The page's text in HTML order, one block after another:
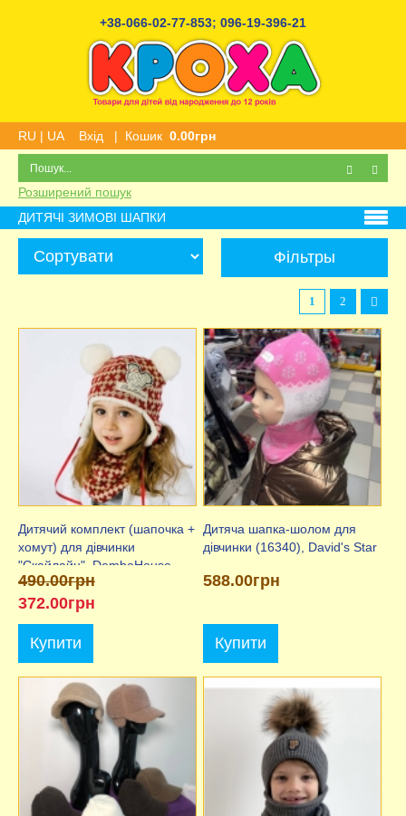
+38-066-02-77-853; 096-19-396-21
RU | UA Вхід | Кошик 0.00грн
Розширений пошук
ДИТЯЧІ ЗИМОВІ ШАПКИ
Фільтры
1 2
Дитячий комплект (шапочка +
хомут) для дівчинки
"Скайлайн", DemboHouse
(ДембоХаус).
490.00грн
372.00грн
Купити
Дитяча шапка-шолом для
дівчинки (16340), David's Star
588.00грн
Купити